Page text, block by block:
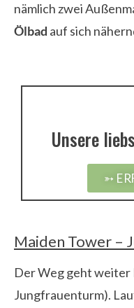
nämlich zwei
Ölbad auf sich
Unsere
➳
Maiden Tower –
Der Weg geht weiter
Jungfrauenturm).